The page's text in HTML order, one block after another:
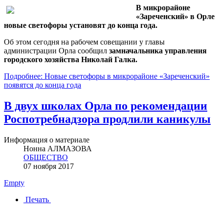
В микрорайоне
«Зареченский» в Орле
новые светофоры установят до конца года.
Об этом сегодня на рабочем совещании у главы
администрации Орла сообщил замначальника управления
городского хозяйства Николай Галка.
Подробнее: Новые светофоры в микрорайоне «Зареченский»
появятся до конца года
В двух школах Орла по рекомендации
Роспотребнадзора продлили каникулы
Информация о материале
Нонна АЛМАЗОВА
ОБЩЕСТВО
07 ноября 2017
Empty
Печать